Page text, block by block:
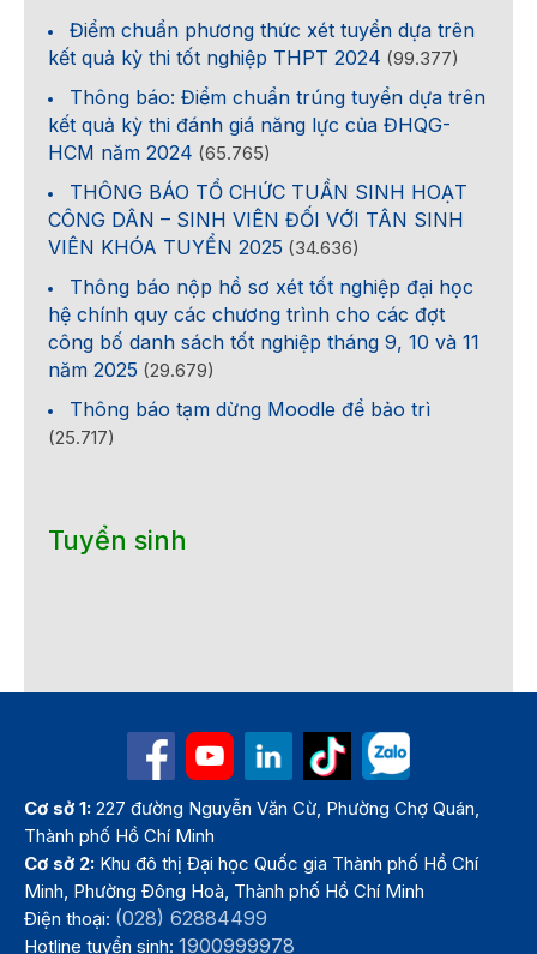
Điểm chuẩn phương thức xét tuyển dựa trên
kết quả kỳ thi tốt nghiệp THPT 2024 (99.377)
Thông báo: Điểm chuẩn trúng tuyển dựa trên
kết quả kỳ thi đánh giá năng lực của ĐHQG-
HCM năm 2024 (65.765)
THÔNG BÁO TỔ CHỨC TUẦN SINH HOẠT
CÔNG DÂN – SINH VIÊN ĐỐI VỚI TÂN SINH
VIÊN KHÓA TUYỂN 2025 (34.636)
Thông báo nộp hồ sơ xét tốt nghiệp đại học
hệ chính quy các chương trình cho các đợt
công bố danh sách tốt nghiệp tháng 9, 10 và 11
năm 2025 (29.679)
Thông báo tạm dừng Moodle để bảo trì
(25.717)
Tuyển sinh
Cơ sở 1: 227 đường Nguyễn Văn Cừ, Phường Chợ Quán,
Thành phố Hồ Chí Minh
Cơ sở 2: Khu đô thị Đại học Quốc gia Thành phố Hồ Chí
Minh, Phường Đông Hoà, Thành phố Hồ Chí Minh
Điện thoại: (028) 62884499
Hotline tuyển sinh:1900999978